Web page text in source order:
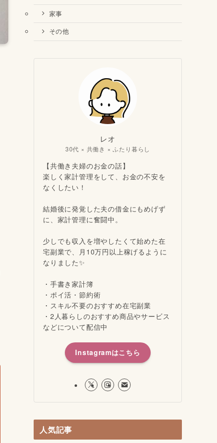
家事
その他
レオ
30代 × 共働き × ふたり暮らし
【共働き夫婦のお金の話】
楽しく家計管理をして、お金の不安を
なくしたい！
結婚後に発覚した夫の借金にもめげず
に、家計管理に奮闘中。
少しでも収入を増やしたくて始めた在
宅副業で、月10万円以上稼げるように
なりました✨
・手書き家計簿
・ポイ活・節約術
・スキル不要のおすすめ在宅副業
・2人暮らしのおすすめ商品やサービス
などについて配信中
Instagramはこちら
人気記事